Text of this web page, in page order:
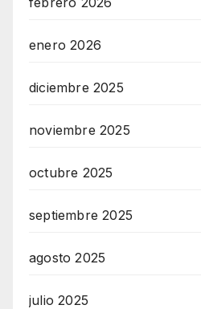
enero 2026
diciembre 2025
noviembre 2025
octubre 2025
septiembre 2025
agosto 2025
julio 2025